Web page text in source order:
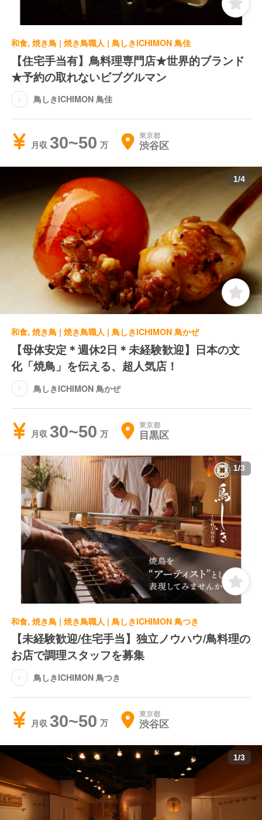
和食, 焼き鳥 | 焼き鳥職人 | 鳥しきICHIMON 鳥佳
【住宅手当有】鳥料理専門店★世界的ブランド
★予約の取れないビブグルマン
鳥しきICHIMON 鳥佳
月収 30~50 東京都
渋谷区
1/4
和食, 焼き鳥 | 焼き鳥職人 | 鳥しきICHIMON 鳥かぜ
【母体安定＊週休2日＊未経験歓迎】日本の文
化「焼鳥」を伝える、超人気店！
鳥しきICHIMON 鳥かぜ
月収 30~50 東京都
目黒区
1/3
和食, 焼き鳥 | 焼き鳥職人 | 鳥しきICHIMON 鳥つき
【未経験歓迎/住宅手当】独立ノウハウ/鳥料理の
お店で調理スタッフを募集
鳥しきICHIMON 鳥つき
月収 30~50 東京都
渋谷区
1/3